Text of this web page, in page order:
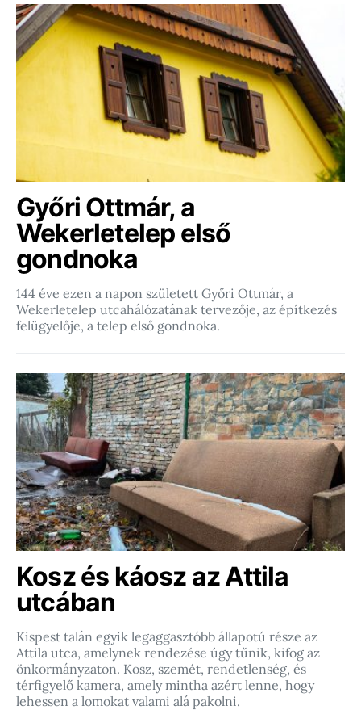
Győri Ottmár, a
Wekerletelep első
gondnoka
144 éve ezen a napon született Győri Ottmár, a
Wekerletelep utcahálózatának tervezője, az építkezés
felügyelője, a telep első gondnoka.
Kosz és káosz az Attila
utcában
Kispest talán egyik legaggasztóbb állapotú része az
Attila utca, amelynek rendezése úgy tűnik, kifog az
önkormányzaton. Kosz, szemét, rendetlenség, és
térfigyelő kamera, amely mintha azért lenne, hogy
lehessen a lomokat valami alá pakolni.